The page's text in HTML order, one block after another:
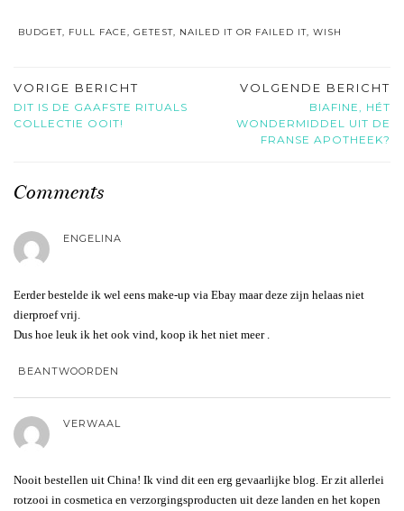
BUDGET, FULL FACE, GETEST, NAILED IT OR FAILED IT, WISH
VORIGE BERICHT
DIT IS DE GAAFSTE RITUALS
COLLECTIE OOIT!
VOLGENDE BERICHT
BIAFINE, HÉT
WONDERMIDDEL UIT DE
FRANSE APOTHEEK?
Comments
ENGELINA
Eerder bestelde ik wel eens make-up via Ebay maar deze zijn helaas niet
dierproef vrij.
Dus hoe leuk ik het ook vind, koop ik het niet meer .
BEANTWOORDEN
VERWAAL
Nooit bestellen uit China! Ik vind dit een erg gevaarlijke blog. Er zit allerlei
rotzooi in cosmetica en verzorgingsproducten uit deze landen en het kopen